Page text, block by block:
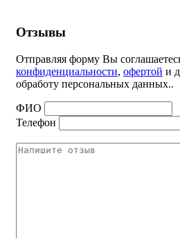
Отзывы
Отправляя форму Вы
конфиденциальности, офертой и
обработу персональных данных..
ФИО
Телефон